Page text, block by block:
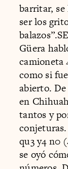
barritar, se
ser los
Güera
camioneta
como si
abierto.
en
tantos y
qu3 y4 n0
se oyó